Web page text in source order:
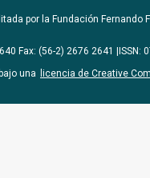
por la Fundación Fernando
Fax: (56-2) 2676 2641 |ISSN:
una
licencia de Creative